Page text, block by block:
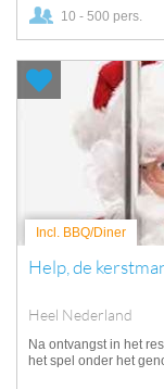
10 - 500 pers.
Incl. BBQ/Diner
Help, de
Heel Nederland
Na ontvangst in het
het spel onder het